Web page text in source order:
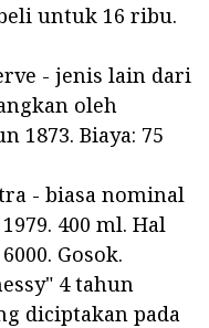
untuk 16 ribu.
- jenis lain dari
oleh
1873. Biaya: 75
- biasa nominal
400 ml. Hal
Gosok.
4 tahun
diciptakan pada